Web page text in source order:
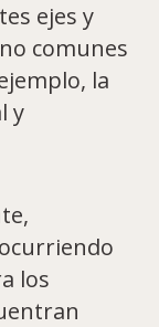
ejes y
comunes
la
y
los